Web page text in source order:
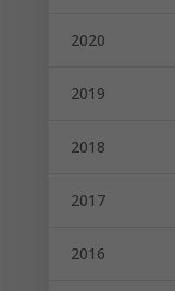
2020
2019
2018
2017
2016